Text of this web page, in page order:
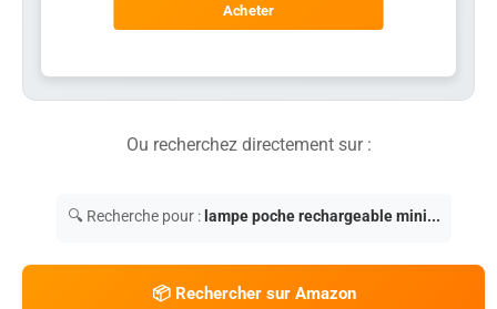
Acheter
Ou recherchez directement sur :
🔍 Recherche pour : lampe poche rechargeable mini...
📦 Rechercher sur Amazon